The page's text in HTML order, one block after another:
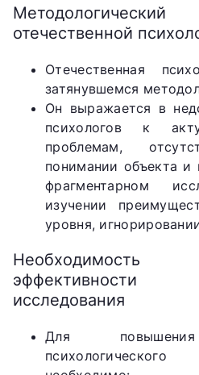
отечественной
Отечественная
затянувшемся
Он выражается в
психологов к
проблемам,
понимании объекта и
фрагментарном
изучении
уровня,
эффективности
исследования
Для повышения